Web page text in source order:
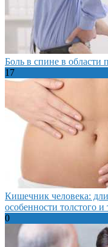
Боль в спине в области
17
Кишечник человека:
особенности толстого
0